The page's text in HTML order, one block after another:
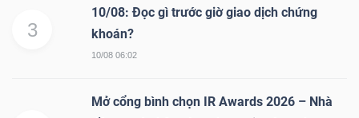
3
10/08: Đọc gì trước giờ giao dịch chứng
khoán?
10/08 06:02
Mở cổng bình chọn IR Awards 2026 – Nhà